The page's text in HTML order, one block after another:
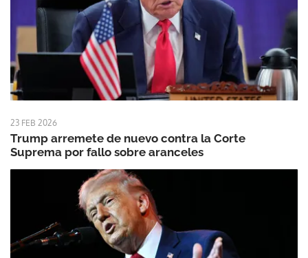
23 FEB 2026
Trump arremete de nuevo contra la Corte
Suprema por fallo sobre aranceles